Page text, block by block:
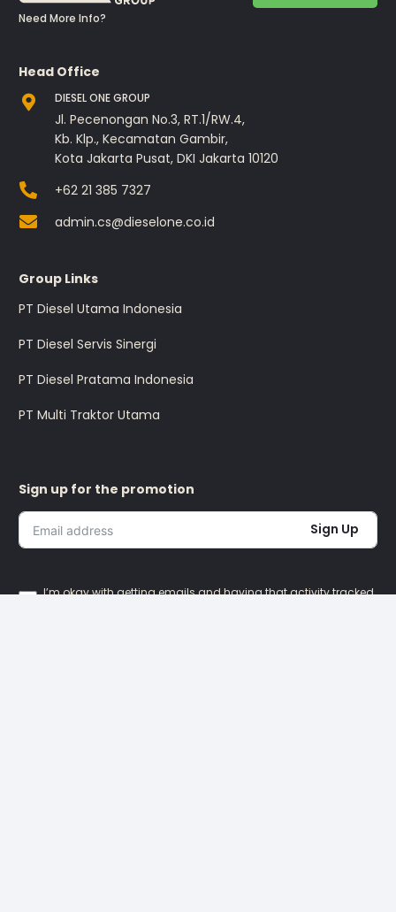
Need More Info?
Head Office
DIESEL ONE GROUP
Jl. Pecenongan No.3, RT.1/RW.4,
Kb. Klp., Kecamatan Gambir,
Kota Jakarta Pusat, DKI Jakarta 10120
+62 21 385 7327
admin.cs@dieselone.co.id
Group Links
PT Diesel Utama Indonesia
PT Diesel Servis Sinergi
PT Diesel Pratama Indonesia
PT Multi Traktor Utama
Sign up for the promotion
Sign Up
I’m okay with getting emails and having that activity tracked